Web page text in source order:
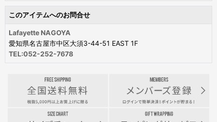
このアイテムへのお問合せ
Lafayette NAGOYA
愛知県名古屋市中区大須3-44-51 EAST 1F
TEL:052-252-7678